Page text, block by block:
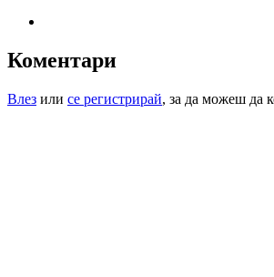
Коментари
Влез или се регистрирай, за да можеш да